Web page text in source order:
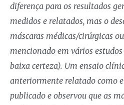
diferença para os resultados
medidos e relatados, mas o
máscaras médicas/cirúrgicas
mencionado em vários
baixa certeza). Um ensaio
anteriormente relatado como
publicado e observou que as